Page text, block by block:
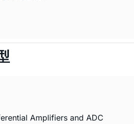
Amplifiers and ADC